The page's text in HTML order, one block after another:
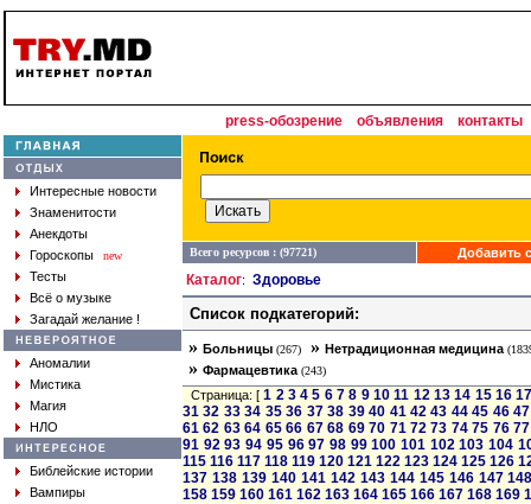
press-обозрение объявления контакты
Интересные новости
Знаменитости
Анекдоты
Гороскопы
new
Тесты
Всё о музыке
Загадай желание !
Аномалии
Мистика
Магия
НЛО
Библейские истории
Вампиры
Всего ресурсов : (97721) Добавить
Каталог: Здоровье
Список подкатегорий:
» Больницы (267) » Нетрадиционная медицина
» Фармацевтика (243)
Страница: [1 2 3 4 5 6 7 8 9 10 11 12 13 14 15 16
31 32 33 34 35 36 37 38 39 40 41 42 43 44 45 46 47
61 62 63 64 65 66 67 68 69 70 71 72 73 74 75 76 77
91 92 93 94 95 96 97 98 99 100 101 102 103 104
115 116 117 118 119 120 121 122 123 124 125 126
137 138 139 140 141 142 143 144 145 146 147
158 159 160 161 162 163 164 165 166 167 168 169